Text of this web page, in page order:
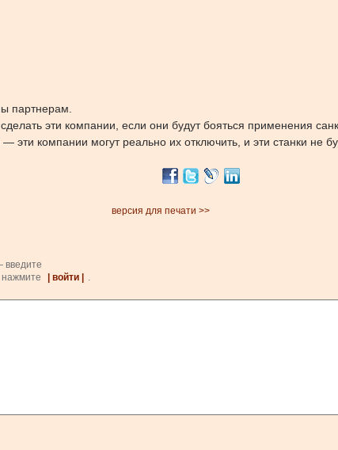
партнерам.
эти компании, если они будут бояться применения
компании могут реально их отключить, и эти станки не
версия для печати >>
введите
нажмите | войти |
.